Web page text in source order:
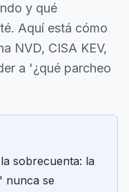
y qué
Aquí está cómo
NVD, CISA KEV,
a '¿qué parcheo
sobrecuenta: la
nunca se